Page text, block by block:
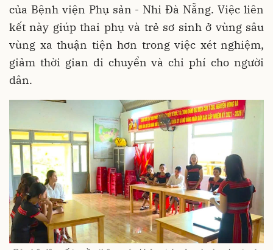
của Bệnh viện Phụ sản - Nhi Đà Nẵng. Việc liên
kết này giúp thai phụ và trẻ sơ sinh ở vùng sâu
vùng xa thuận tiện hơn trong việc xét nghiệm,
giảm thời gian di chuyển và chi phí cho người
dân.